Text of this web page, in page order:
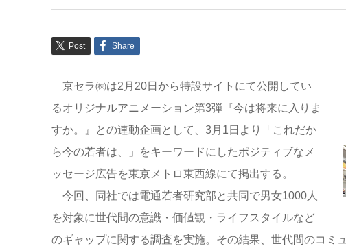
Post Share
京セラ㈱は2月20日から特設サイトにて公開してい
るオリジナルアニメーション第3弾『今は将来に入りま
すか。』との連動企画として、3月1日より「これだか
ら今の若者は、」をキーワードにしたポジティブなメ
ッセージ広告を東京メトロ東西線にて掲出する。
今回、同社では電通若者研究部と共同で男女1000人
を対象に世代間の意識・価値観・ライフスタイルなど
のギャップに関する調査を実施。その結果、世代間のコミ